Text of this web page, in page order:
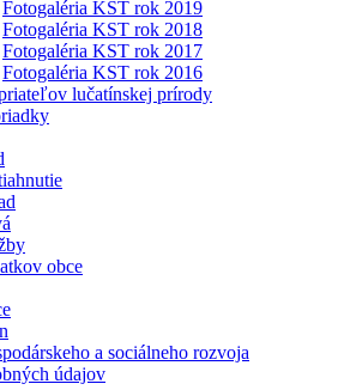
Fotogaléria KST rok 2019
Fotogaléria KST rok 2018
Fotogaléria KST rok 2017
Fotogaléria KST rok 2016
lučatínskej prírody
obce
a sociálneho rozvoja
údajov